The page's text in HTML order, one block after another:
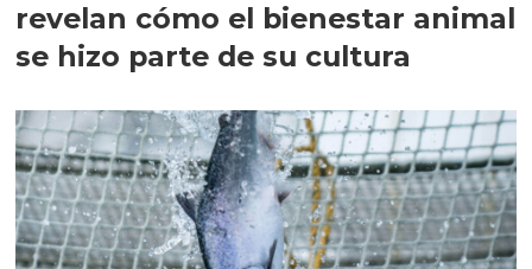
revelan cómo el bienestar animal
se hizo parte de su cultura